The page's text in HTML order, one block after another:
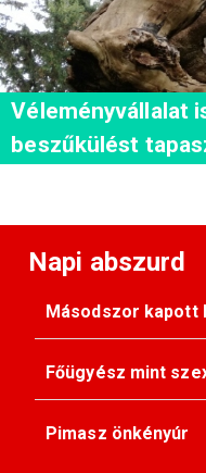
Véleményvállalat
beszűkülést
Napi abszurd
Másodszor kapott
Főügyész mint
Pimasz önkényúr